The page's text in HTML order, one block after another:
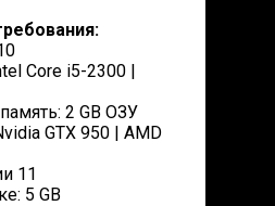
Core i5-2300 |
2 GB ОЗУ
GTX 950 | AMD
11
5 GB